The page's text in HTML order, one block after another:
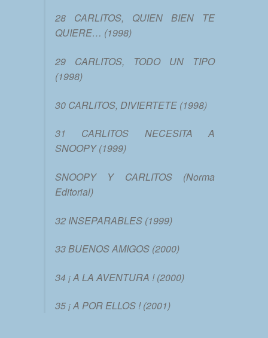
28 CARLITOS, QUIEN BIEN TE
QUIERE… (1998)
29 CARLITOS, TODO UN TIPO
(1998)
30 CARLITOS, DIVIERTETE (1998)
31 CARLITOS NECESITA A
SNOOPY (1999)
SNOOPY Y CARLITOS (Norma
Editorial)
32 INSEPARABLES (1999)
33 BUENOS AMIGOS (2000)
34 ¡ A LA AVENTURA ! (2000)
35 ¡ A POR ELLOS ! (2001)